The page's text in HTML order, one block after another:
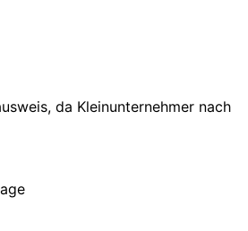
da Kleinunternehmer nach